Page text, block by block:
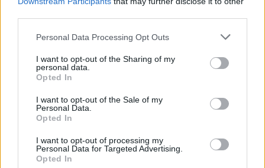
Personal Data Processing Opt Outs
I want to opt-out of the Sharing of my
personal data.
Opted In
I want to opt-out of the Sale of my
Personal Data.
Opted In
I want to opt-out of processing my
Personal Data for Targeted Advertising.
Opted In
Save my name, email, and website in this browser for the